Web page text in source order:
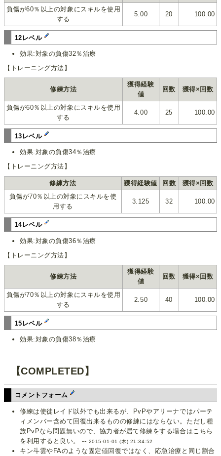
負傷が60％以上の対象にスキルを使用
する
5.00 20 100.00
12レベル
効果:対象の負傷32％治療
【トレーニング方法】
修練方法
獲得経験
値
回数 獲得×回数
負傷が60％以上の対象にスキルを使用
する
4.00 25 100.00
13レベル
効果:対象の負傷34％治療
【トレーニング方法】
修練方法 獲得経験値 回数
獲得×回数
負傷が70％以上の対象にスキルを使
用する
3.125 32 100.00
14レベル
効果:対象の負傷36％治療
【トレーニング方法】
修練方法
獲得経験
値
回数 獲得×回数
負傷が70％以上の対象にスキルを使用
する
2.50 40 100.00
15レベル
効果:対象の負傷38％治療
【COMPLETED】
コメントフォーム
修練は使徒レイド以外でも出来るが、PvPやアリーナではパーテ
ィメンバー含めて回復出来るものの修練にはならない。ただし種
族PvPなら問題無いので、協力者が居て修練をする場合はこちら
を利用すると良い。 -- 2015-01-01 (木) 21:34:52
キン斗雲やFAのような固定値回復ではなく、応急治療と同じ割合